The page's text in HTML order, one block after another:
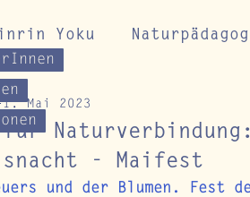
Yoku
Impulse für
für
- Maifest
1. Mai 2023
und der Blumen.